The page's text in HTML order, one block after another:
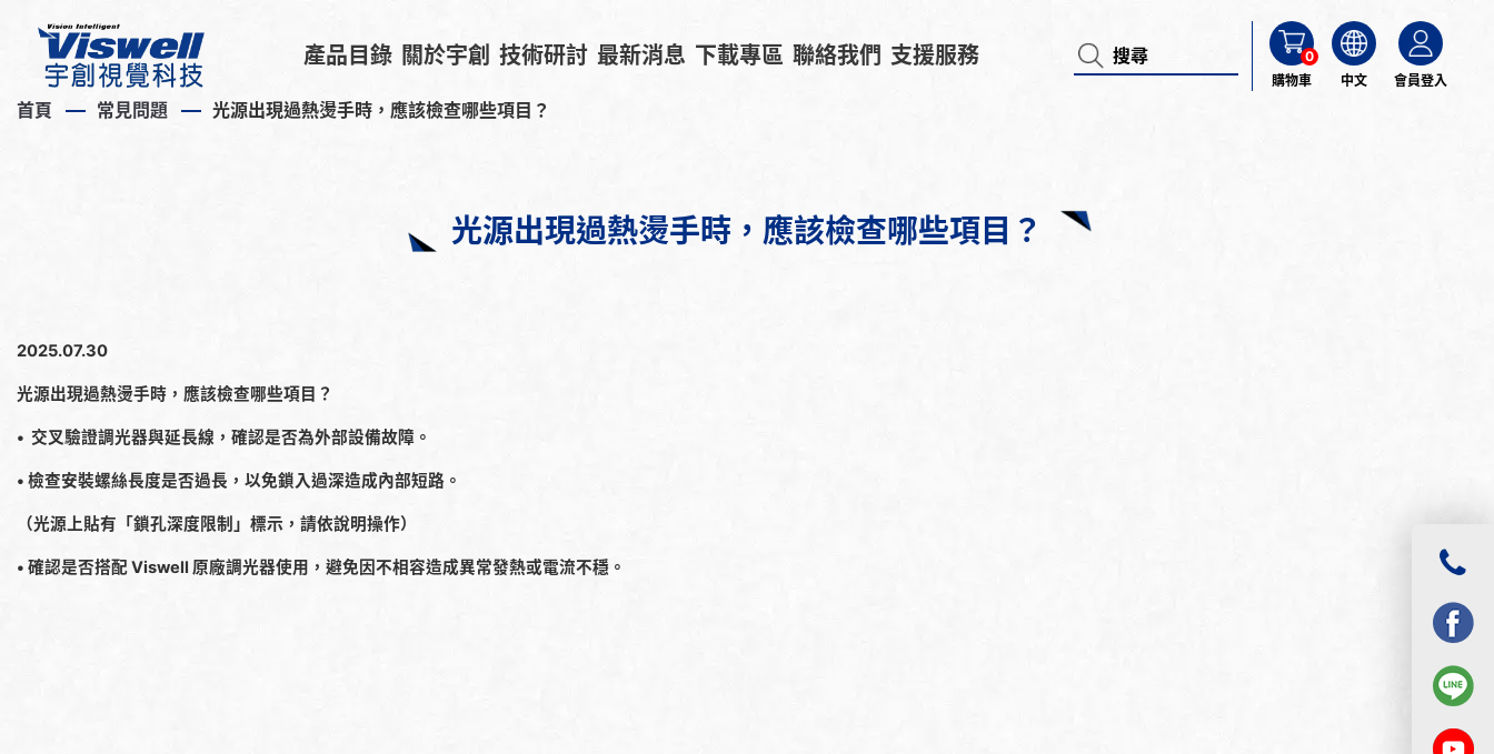
產品目錄 關於宇創 技術研討 最新消息 下載專區 聯絡我們 支援服務
0
購物車
中文 會員登入
首頁 常見問題 光源出現過熱燙手時，應該檢查哪些項目？
光源出現過熱燙手時，應該檢查哪些項目？
2025.07.30
光源出現過熱燙手時，應該檢查哪些項目？
• 交叉驗證調光器與延長線，確認是否為外部設備故障。
• 檢查安裝螺絲長度是否過長，以免鎖入過深造成內部短路。
（光源上貼有「鎖孔深度限制」標示，請依說明操作）
• 確認是否搭配 Viswell 原廠調光器使用，避免因不相容造成異常發熱或電流不穩。